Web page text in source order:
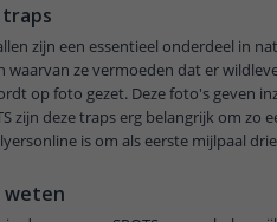
traps
zijn een essentieel onderdeel in
waarvan ze vermoeden dat er
op foto gezet. Deze foto's geven
zijn deze traps erg belangrijk om
is om als eerste mijlpaal
weten